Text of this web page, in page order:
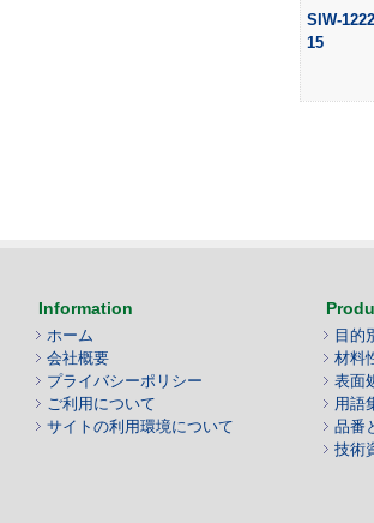
SIW-
15
Information
ホーム
会社概要
プライバシーポリシー
ご利用について
サイトの利用環境について
目的
材料
表面
用語
品番
技術